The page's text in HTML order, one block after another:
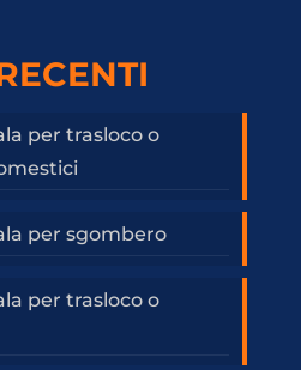
per trasloco o
per sgombero
per trasloco o